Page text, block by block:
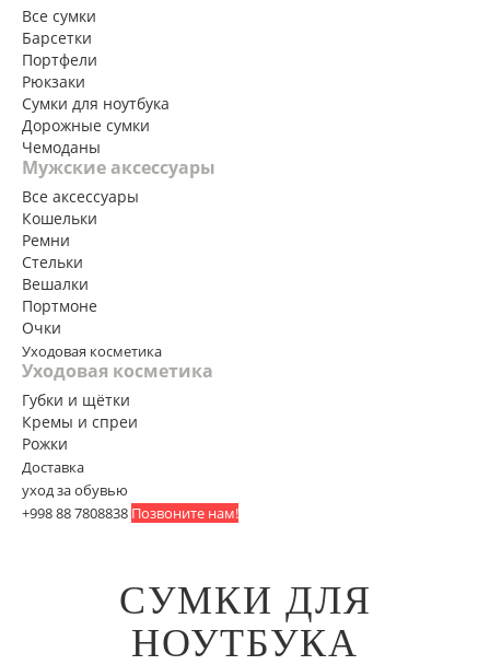
Все сумки
Барсетки
Портфели
Рюкзаки
Сумки для ноутбука
Дорожные сумки
Чемоданы
Мужские аксессуары
Все аксессуары
Кошельки
Ремни
Стельки
Вешалки
Портмоне
Очки
Уходовая косметика
Уходовая косметика
Губки и щётки
Кремы и спреи
Рожки
Доставка
уход за обувью
+998 88 7808838 Позвоните нам!
СУМКИ ДЛЯ
НОУТБУКА